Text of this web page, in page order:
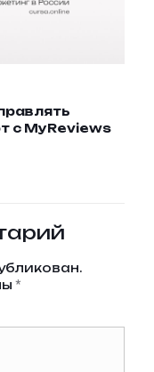
с MyReviews
*